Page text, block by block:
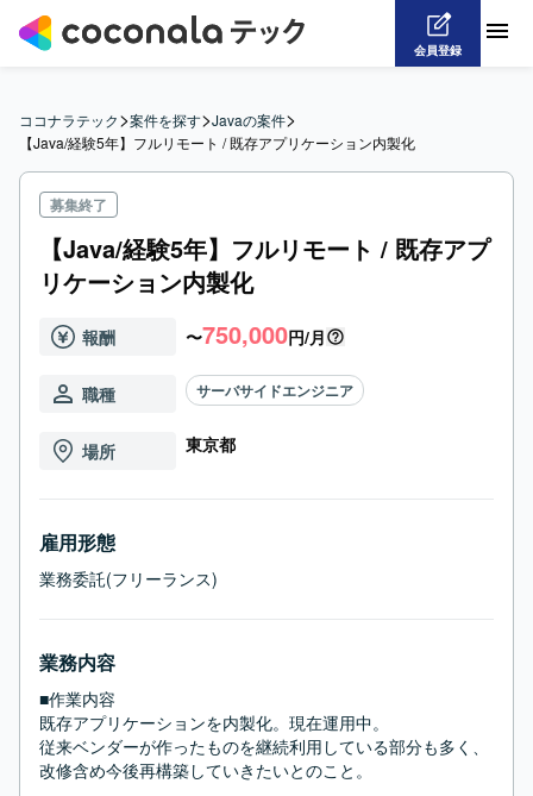
会員登録
ココナラテック>案件を探す>Javaの案件>
【Java/経験5年】フルリモート / 既存アプリケーション内製化
募集終了
【Java/経験5年】フルリモート / 既存アプ
リケーション内製化
報酬 〜750,000円/月
職種 サーバサイドエンジニア
場所 東京都
雇用形態
業務委託(フリーランス)
業務内容
■作業内容
既存アプリケーションを内製化。現在運用中。
従来ベンダーが作ったものを継続利用している部分も多く、
改修含め今後再構築していきたいとのこと。